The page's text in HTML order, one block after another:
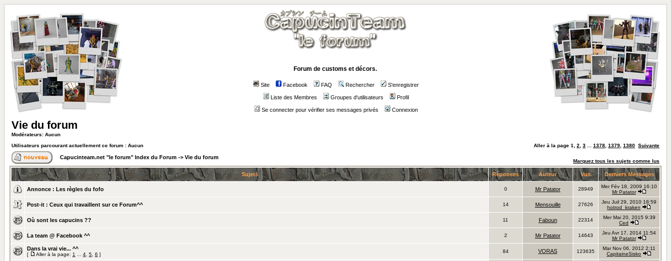
Forum de customs et décors.
Site Facebook FAQ Rechercher S'enregistrer
Liste des Membres Groupes d'utilisateurs Profil
Se connecter pour vérifier ses messages privés Connexion
Vie du forum
Modérateurs: Aucun
Utilisateurs parcourant actuellement ce forum : Aucun
Aller à la page 1 2 3 1378 1379 1380 Suivante
Capucinteam.net "le forum" Index du Forum -> Vie du forum
Marquez tous les sujets comme lus
Sujets Réponses Auteur Vus Derniers Messages
Annonce : Les règles du fofo 0 Mr Patator 28949
Mer Fév 18, 2009 16:10
Mr Patator
Post-it : Ceux qui travaillent sur ce Forum^^ 14 Mensouille 27626
Jeu Juil 29, 2010 18:59
hotrod_kraken
Où sont les capucins ?? 11 Faboun 22314
Mer Mai 20, 2015 9:39
Ced
La team @ Facebook ^^ 2 Mr Patator 14643
Jeu Avr 17, 2014 11:54
Mr Patator
Dans la vrai vie... ^^
[ Aller à la page: 1 4 5 6 ]
84 VORAS 123635
Mar Nov 06, 2012 2:11
CapitaineSisko